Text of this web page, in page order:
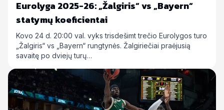
Eurolyga 2025-26: „Žalgiris“ vs „Bayern“
statymų koeficientai
Kovo 24 d. 20:00 val. vyks trisdešimt trečio Eurolygos turo
„Žalgiris“ vs „Bayern“ rungtynės. Žalgiriečiai praėjusią
savaitę po dviejų turų…